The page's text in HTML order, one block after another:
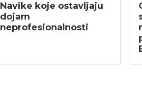
Navike koje ostavljaju
dojam
neprofesionalnosti